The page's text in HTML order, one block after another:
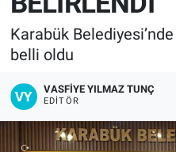
Karabük
belli oldu
VASFIYE YILMAZ TUNÇ
EDITÖR